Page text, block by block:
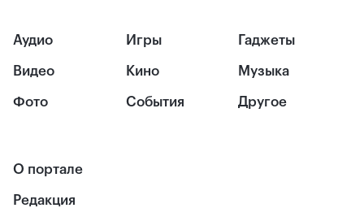
Аудио
Видео
Фото
Игры
Кино
События
Гаджеты
Музыка
Другое
О портале
Редакция